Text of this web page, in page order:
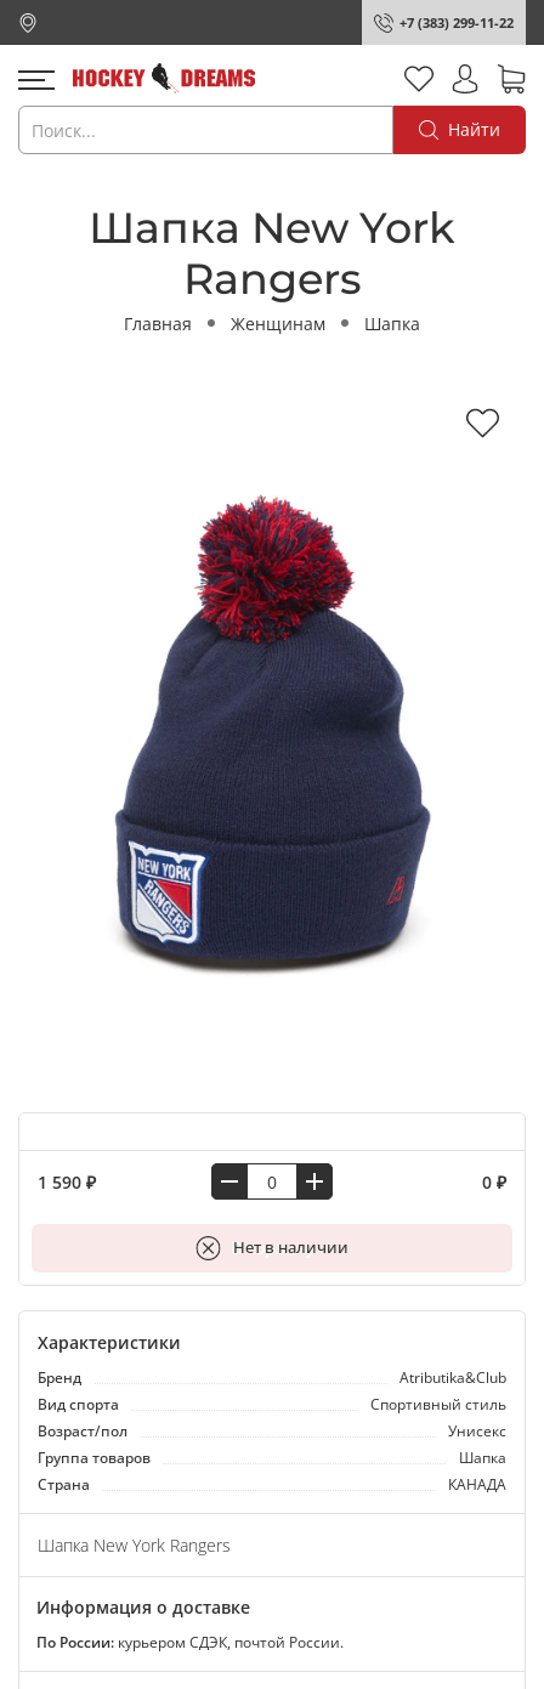
+7 (383) 299-11-22
Найти
Шапка New York
Rangers
Главная Женщинам Шапка
1 590 ₽ 0 ₽
Нет в наличии
В корзину
Характеристики
Бренд
Atributika&Club
Вид спорта
Спортивный стиль
Возраст/пол
Унисекс
Группа товаров
Шапка
Страна
КАНАДА
Шапка New York Rangers
Информация о доставке
По России: курьером СДЭК, почтой России.